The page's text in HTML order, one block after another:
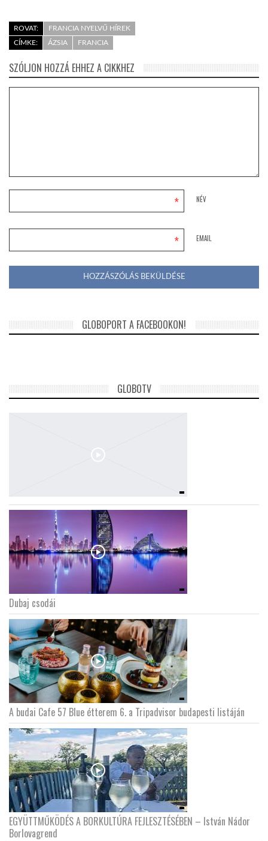
ROVAT:
FRANCIA NYELVŰ HÍREK
CÍMKE:
ÁZSIA FRANCIA
SZÓLJON HOZZÁ EHHEZ A CIKKHEZ
NÉV
*
EMAIL
*
GLOBOPORT A FACEBOOKON!
GLOBOTV
Dubaj csodái
A budai Cafe 57 Blue étterem 6. a Tripadvisor budapesti listáján
EGYÜTTMŰKÖDÉS A BORKULTÚRA FEJLESZTÉSÉBEN – István Nádor
Borlovagrend